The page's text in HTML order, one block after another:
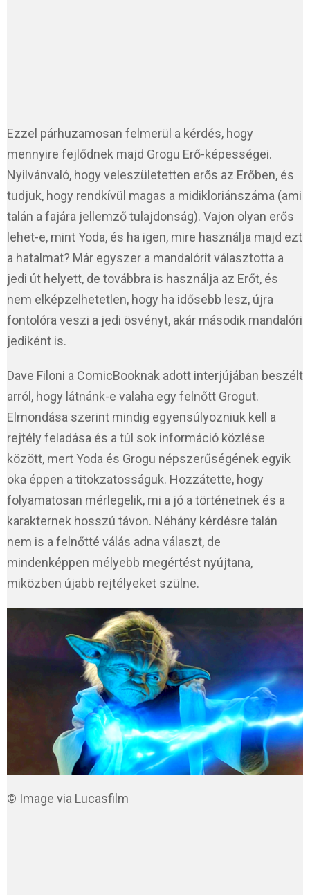
Ezzel párhuzamosan felmerül a kérdés, hogy
mennyire fejlődnek majd Grogu Erő-képességei.
Nyilvánvaló, hogy veleszületetten erős az Erőben, és
tudjuk, hogy rendkívül magas a midikloriánszáma (ami
talán a fajára jellemző tulajdonság). Vajon olyan erős
lehet-e, mint Yoda, és ha igen, mire használja majd ezt
a hatalmat? Már egyszer a mandalórit választotta a
jedi út helyett, de továbbra is használja az Erőt, és
nem elképzelhetetlen, hogy ha idősebb lesz, újra
fontolóra veszi a jedi ösvényt, akár második mandalóri
jediként is.
Dave Filoni a ComicBooknak adott interjújában beszélt
arról, hogy látnánk-e valaha egy felnőtt Grogut.
Elmondása szerint mindig egyensúlyozniuk kell a
rejtély feladása és a túl sok információ közlése
között, mert Yoda és Grogu népszerűségének egyik
oka éppen a titokzatosságuk. Hozzátette, hogy
folyamatosan mérlegelik, mi a jó a történetnek és a
karakternek hosszú távon. Néhány kérdésre talán
nem is a felnőtté válás adna választ, de
mindenképpen mélyebb megértést nyújtana,
miközben újabb rejtélyeket szülne.
© Image via Lucasfilm